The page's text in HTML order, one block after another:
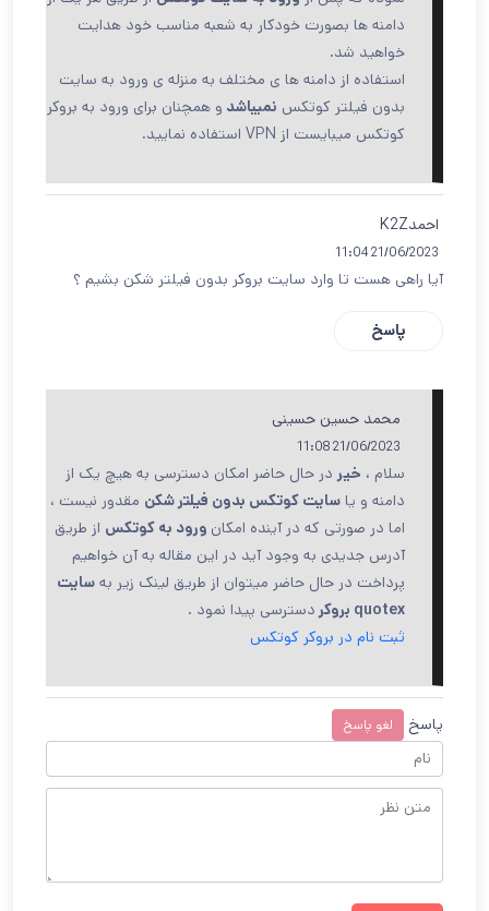
دامنه ها بصورت خودکار به شعبه مناسب خود هدایت
خواهید شد.
استفاده از دامنه ها ی مختلف به منزله ی ورود به سایت
بدون فیلتر کوتکس نمیباشد و همچنان برای ورود به بروکر
کوتکس میبایست از VPN استفاده نمایید.
احمدK2Z
21/06/2023 11:04
آیا راهی هست تا وارد سایت بروکر بدون فیلتر شکن بشیم ؟
پاسخ
محمد حسین حسینی
21/06/2023 11:08
سلام ، خیر در حال حاضر امکان دسترسی به هیچ یک از
دامنه و یا سایت کوتکس بدون فیلتر شکن مقدور نیست ،
اما در صورتی که در آینده امکان ورود به کوتکس از طریق
آدرس جدیدی به وجود آید در این مقاله به آن خواهیم
پرداخت در حال حاضر میتوان از طریق لینک زیر به سایت
quotex بروکر
دسترسی پیدا نمود .
ثبت نام در بروکر کوتکس
پاسخ لغو پاسخ